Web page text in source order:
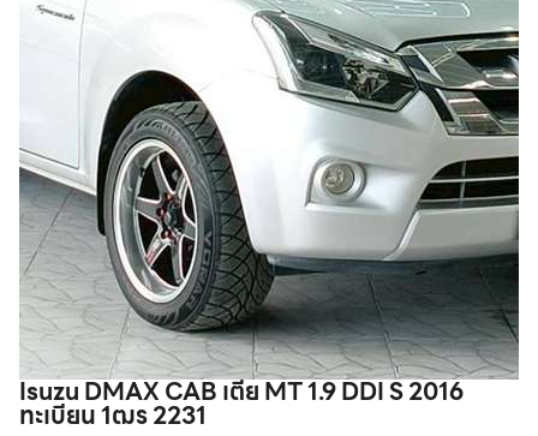
Isuzu DMAX CAB เตี้ย MT 1.9 DDI S 2016
ทะเบียน 1ฒร 2231